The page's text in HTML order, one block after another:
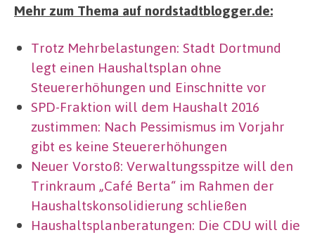
Mehr zum Thema auf nordstadtblogger.de:
Trotz Mehrbelastungen: Stadt Dortmund
legt einen Haushaltsplan ohne
Steuererhöhungen und Einschnitte vor
SPD-Fraktion will dem Haushalt 2016
zustimmen: Nach Pessimismus im Vorjahr
gibt es keine Steuererhöhungen
Neuer Vorstoß: Verwaltungsspitze will den
Trinkraum „Café Berta“ im Rahmen der
Haushaltskonsolidierung schließen
Haushaltsplanberatungen: Die CDU will die